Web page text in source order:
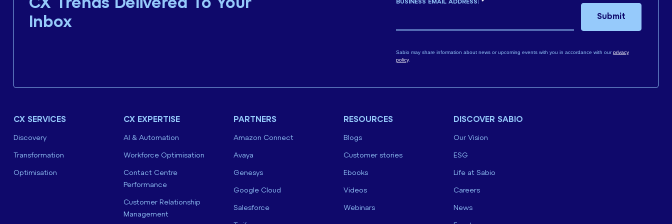
CX Trends Delivered To Your
Inbox
*
BUSINESS EMAIL ADDRESS:
Sabio may share information about news or upcoming events with you in accordance with ourprivacy
policy.
Submit
CX SERVICES
Discovery
Transformation
Optimisation
CX EXPERTISE
AI & Automation
Workforce Optimisation
Contact Centre
Performance
Customer Relationship
Management
PARTNERS
Amazon Connect
Avaya
Genesys
Google Cloud
Salesforce
RESOURCES
Blogs
Customer stories
Ebooks
Videos
Webinars
DISCOVER SABIO
Our Vision
ESG
Life at Sabio
Careers
News